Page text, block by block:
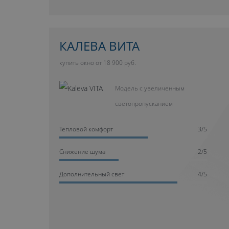
КАЛЕВА ВИТА
купить окно от 18 900 руб.
Модель с увеличенным
светопропусканием
Тепловой комфорт 3/5
Cнижение шума 2/5
Дополнительный свет 4/5